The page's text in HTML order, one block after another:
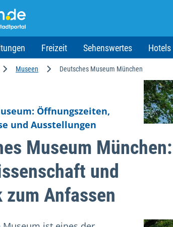
Freizeit Sehenswertes Hotels
Museen Deutsches Museum München
Öffnungszeiten,
und Ausstellungen
Museum München:
und
zum Anfassen